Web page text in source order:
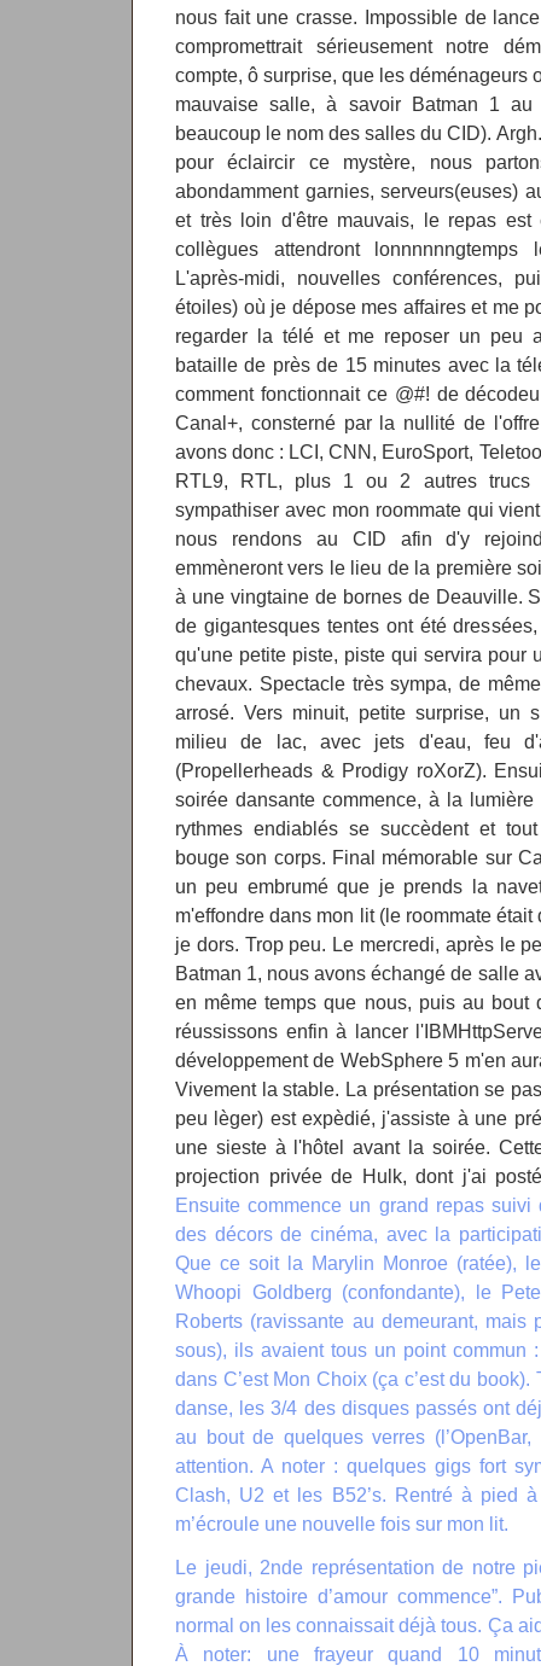
nous fait une crasse. Impossible de
compromettrait sérieusement notre
compte, ô surprise, que les déménageurs
mauvaise salle, à savoir Batman 1
beaucoup le nom des salles du CID).
pour éclaircir ce mystère, nous
abondamment garnies, serveurs(euses)
et très loin d'être mauvais, le repas est
collègues attendront
L'après-midi, nouvelles conférences,
étoiles) où je dépose mes affaires et me
regarder la télé et me reposer un peu
bataille de près de 15 minutes avec la
comment fonctionnait ce @#! de
Canal+, consterné par la nullité de
avons donc : LCI, CNN, EuroSport,
RTL9, RTL, plus 1 ou 2 autres trucs
sympathiser avec mon roommate qui
nous rendons au CID afin d'y
emmèneront vers le lieu de la première
à une vingtaine de bornes de Deauville.
de gigantesques tentes ont été
qu'une petite piste, piste qui servira pour
chevaux. Spectacle très sympa, de
arrosé. Vers minuit, petite surprise, un
milieu de lac, avec jets d'eau, feu
(Propellerheads & Prodigy roXorZ).
soirée dansante commence, à la
rythmes endiablés se succèdent et
bouge son corps. Final mémorable sur
un peu embrumé que je prends la
m'effondre dans mon lit (le roommate
je dors. Trop peu. Le mercredi, après le
Batman 1, nous avons échangé de salle
en même temps que nous, puis au bout
réussissons enfin à lancer
développement de WebSphere 5 m'en
Vivement la stable. La présentation se
peu lèger) est expèdié, j'assiste à une
une sieste à l'hôtel avant la soirée.
projection privée de Hulk, dont j'ai
Ensuite commence un grand repas suivi
des décors de cinéma, avec la
Que ce soit la Marylin Monroe (ratée),
Whoopi Goldberg (confondante), le
Roberts (ravissante au demeurant, mais
sous), ils avaient tous un point commun
dans C’est Mon Choix (ça c’est du
danse, les 3/4 des disques passés ont
au bout de quelques verres
attention. A noter : quelques gigs fort
Clash, U2 et les B52’s. Rentré à pied
m’écroule une nouvelle fois sur mon lit.
Le jeudi, 2nde représentation de notre
grande histoire d’amour commence”.
normal on les connaissait déjà tous. Ça
À noter: une frayeur quand 10